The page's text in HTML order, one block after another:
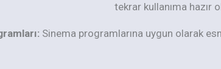
tekrar kullanıma hazır
Sinema programlarına uygun olarak